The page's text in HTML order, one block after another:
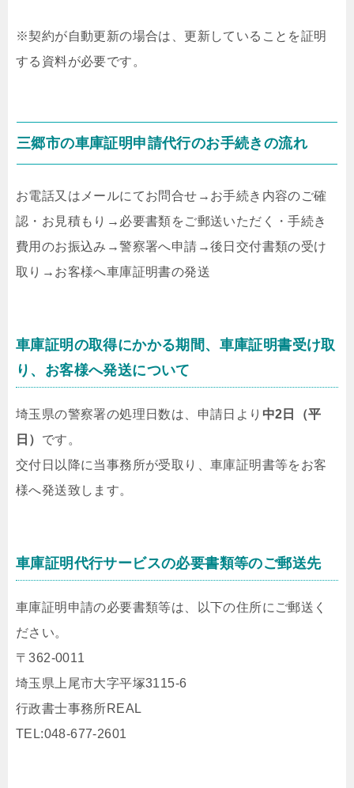
※契約が自動更新の場合は、更新していることを証明
する資料が必要です。
三郷市の車庫証明申請代行のお手続きの流れ
お電話又はメールにてお問合せ → お手続き内容のご確
認・お見積もり → 必要書類をご郵送いただく・手続き
費用のお振込み →警察署へ申請 →後日交付書類の受け
取り → お客様へ車庫証明書の発送
車庫証明の取得にかかる期間、車庫証明書受け取
り、お客様へ発送について
埼玉県の警察署の処理日数は、申請日より 中2日（平
日） です。
交付日以降に当事務所が受取り、車庫証明書等をお客
様へ発送致します。
車庫証明代行サービスの必要書類等のご郵送先
車庫証明申請の必要書類等は、以下の住所にご郵送く
ださい。
〒362-0011
埼玉県上尾市大字平塚3115-6
行政書士事務所REAL
TEL:048-677-2601